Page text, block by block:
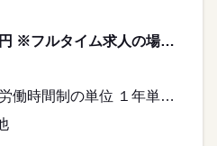
233,000円〜330,000円 ※フルタイム求人の場合は月額（換算額）、パート求人の場合は時間額を表示しています。
変形労働時間制 変形労働時間制の単位 １年単位 就業時間１ 8時00分〜17時25分